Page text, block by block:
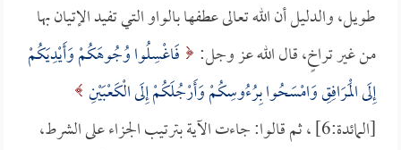
طويل، والدليل أن الله تعالى عطفها بالواو التي تفيد الإتيان بها
من غير تراخٍ، قال الله عز وجل:
فَاغْسِلُوا وُجُوهَكُمْ وَأَيْدِيَكُمْ
إِلَى الْمَرَافِقِ وَامْسَحُوا بِرُءُوسِكُمْ وَأَرْجُلَكُمْ إِلَى الْكَعْبَيْنِ
[المائدة:6] ، ثم قالوا: جاءت الآية بترتيب الجزاء على الشرط،